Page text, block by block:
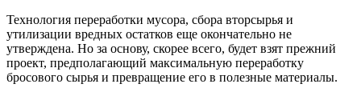
Технология переработки мусора, сбора вторсырья и
утилизации вредных остатков еще окончательно не
утверждена. Но за основу, скорее всего, будет взят прежний
проект, предполагающий максимальную переработку
бросового сырья и превращение его в полезные материалы.